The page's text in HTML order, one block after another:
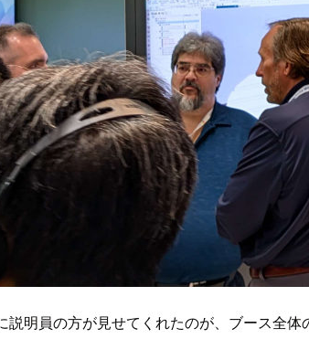
説明員の方が見せてくれたのが、ブース全